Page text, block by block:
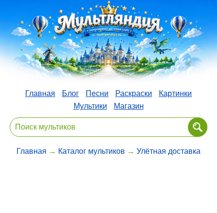
Главная Блог Песни Раскраски
Картинки
Мультики
Магазин
Главная → Каталог мультиков → Улётная доставка